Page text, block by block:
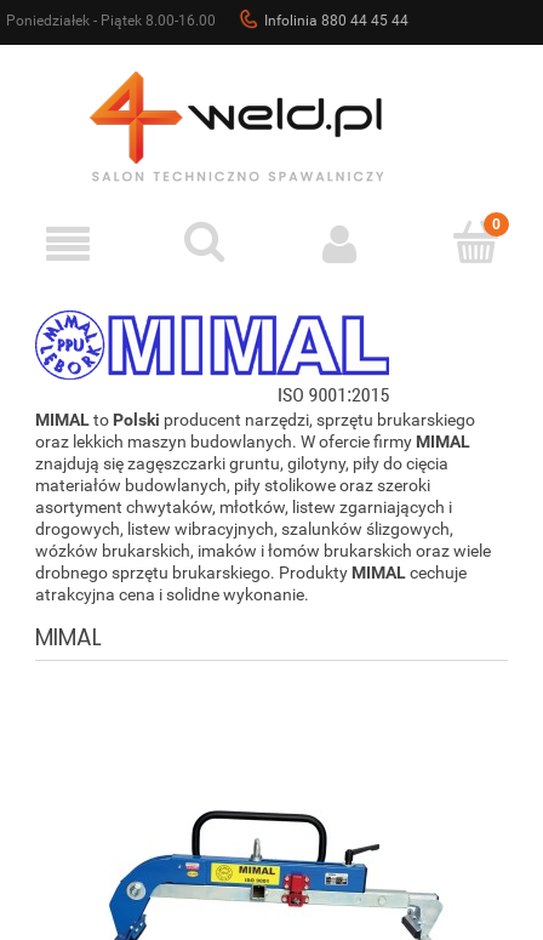
Poniedziałek - Piątek 8.00-16.00 Infolinia 880 44 45 44
MIMALto Polski producent narzędzi, sprzętu brukarskiego
oraz lekkich maszyn budowlanych. W ofercie firmy MIMAL
znajdują się zagęszczarki gruntu, gilotyny, piły do cięcia
materiałów budowlanych, piły stolikowe oraz szeroki
asortyment chwytaków, młotków, listew zgarniających i
drogowych, listew wibracyjnych, szalunków ślizgowych,
wózków brukarskich, imaków i łomów brukarskich oraz wiele
drobnego sprzętu brukarskiego. Produkty MIMALcechuje
atrakcyjna cena i solidne wykonanie.
MIMAL